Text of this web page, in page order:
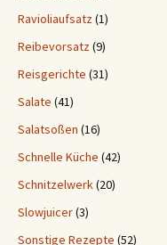
Ravioliaufsatz(1)
Reibevorsatz(9)
Reisgerichte (31)
Salate (41)
Salatsoßen (16)
Schnelle Küche (42)
Schnitzelwerk(20)
Slowjuicer(3)
Sonstige Rezepte (52)